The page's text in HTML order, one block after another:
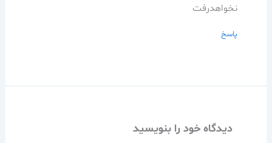
نخواهدرفت
پاسخ
دیدگاه‌ خود را بنویسید